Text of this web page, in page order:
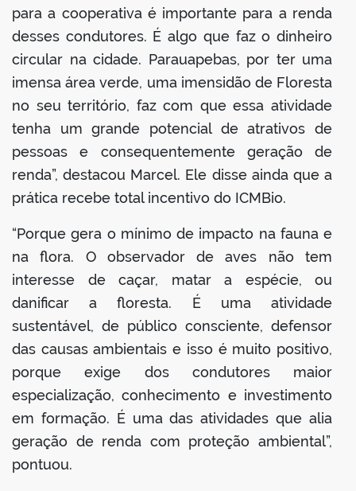
para a cooperativa é importante para a renda
desses condutores. É algo que faz o dinheiro
circular na cidade. Parauapebas, por ter uma
imensa área verde, uma imensidão de Floresta
no seu território, faz com que essa atividade
tenha um grande potencial de atrativos de
pessoas e consequentemente geração de
renda”, destacou Marcel. Ele disse ainda que a
prática recebe total incentivo do ICMBio.
“Porque gera o mínimo de impacto na fauna e
na flora. O observador de aves não tem
interesse de caçar, matar a espécie, ou
danificar a floresta. É uma atividade
sustentável, de público consciente, defensor
das causas ambientais e isso é muito positivo,
porque exige dos condutores maior
especialização, conhecimento e investimento
em formação. É uma das atividades que alia
geração de renda com proteção ambiental”,
pontuou.